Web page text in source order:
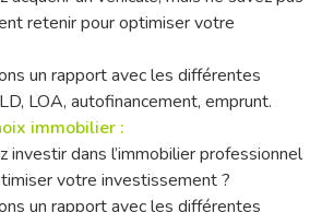
retenir pour optimiser votre
un rapport avec les différentes
LOA, autofinancement, emprunt.
immobilier :
investir dans l’immobilier professionnel
votre investissement ?
un rapport avec les différentes